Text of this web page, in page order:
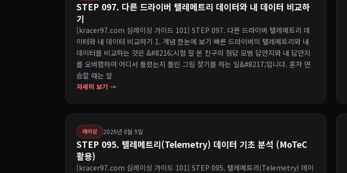
STEP 097. 다른 드라이버 텔레메트리 데이터와 내 데이터 비교하
기
[kracer97.com 심레이싱 가이드 101] STEP 097. 다른 드라이버 텔레메트리 데
이터와 내 데이터 비교하기 1. 개념 한눈에 보기 빠른 드라이버의 텔레메트리와 내
데이터를 비교하는 것은 &#8216;시험 잘 본 친구의 정답 모범 답안지와 내 답안지
를 오버랩하여 어디서 틀렸는지 틀린 그림 찾기를 하는 일&#8217;입니다. 혼자 연
습할 때는 알
자세히 보기 →
레이싱 2026년 8월 9일
STEP 095. 텔레메트리(Telemetry) 데이터 기초 분석 (MoTeC
활용)
[kracer97.com 심레이싱 가이드 101] STEP 095. 텔레메트리(Telemetry) 데이